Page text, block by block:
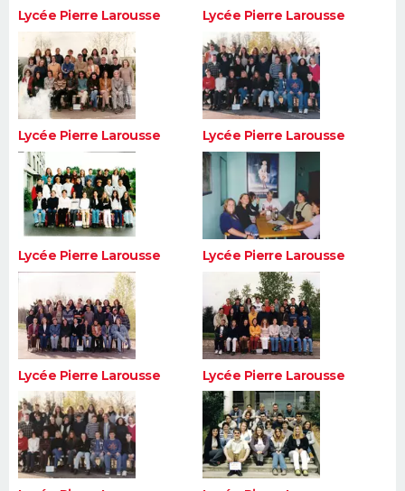
Lycée Pierre Larousse Lycée Pierre Larousse
Lycée Pierre Larousse Lycée Pierre Larousse
Lycée Pierre Larousse Lycée Pierre Larousse
Lycée Pierre Larousse Lycée Pierre Larousse